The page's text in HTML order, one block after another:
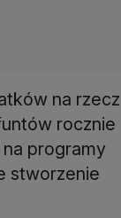
na rzecz
rocznie
programy
stworzenie